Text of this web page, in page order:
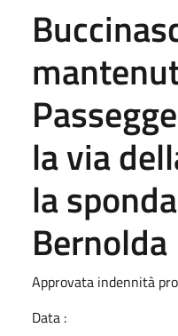
la via
la
Bernolda
Approvata indennità
Data :